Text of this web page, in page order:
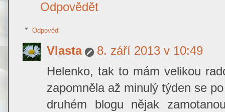
Odpovědět
Odpovědi
Vlasta
8. září 2013 v 10:49
Helenko, tak to mám velikou
zapomněla až minulý týden se
druhém blogu nějak